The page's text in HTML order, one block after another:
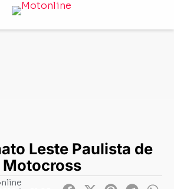
-Campeonato Leste Paulista de
Leste Paulista de
Motocross